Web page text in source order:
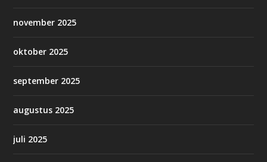
november 2025
oktober 2025
september 2025
augustus 2025
juli 2025